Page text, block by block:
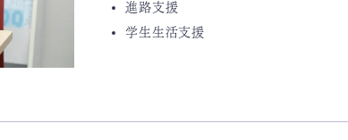
進路支援
学生生活支援